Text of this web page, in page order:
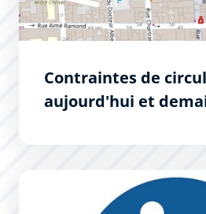
Contraintes de
aujourd'hui et
Piétonnisation estivale rue